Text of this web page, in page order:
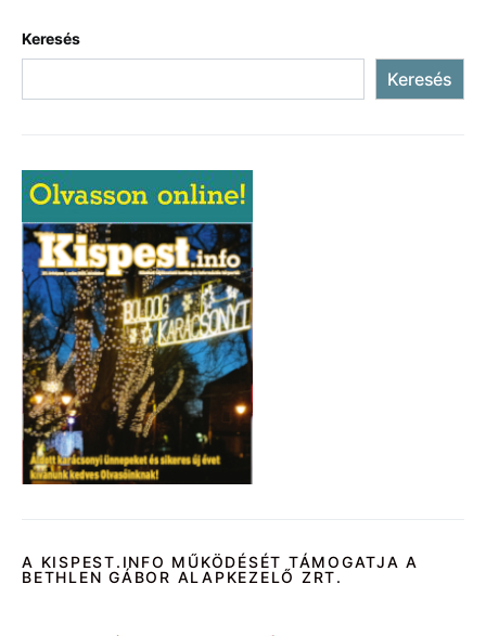
Keresés
Keresés
A KISPEST.INFO MŰKÖDÉSÉT TÁMOGATJA A
BETHLEN GÁBOR ALAPKEZELŐ ZRT.